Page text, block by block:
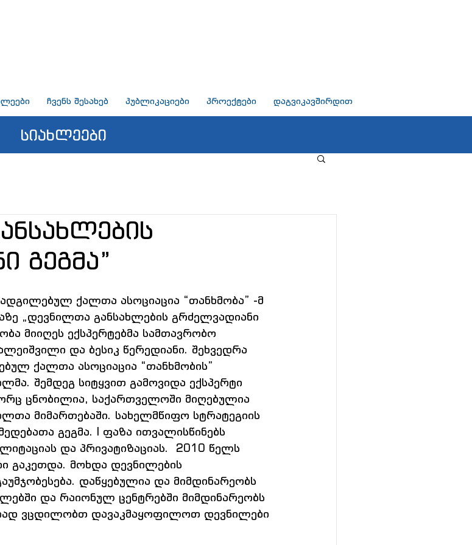
ჩვენს შესახებ პუბლიკაციები პროექტები დაგვიკავშირდით
სიახლეები
გეგმა”
ქალთა ასოციაცია “თანხმობა” -მ
„დევნილთა განსახლების გრძელვადიანი
მიიღეს ექსპერტებმა სამთავრობო
და ბესიკ წერედიანი. შეხვედრა
ქალთა ასოციაცია “თანხმობის”
შემდეგ სიტყვით გამოვიდა ექსპერტი
ცნობილია, საქართველოში მიღებულია
მიმართებაში. სახელმწიფო სტრატეგიის
გეგმა. I ფაზა ითვალისწინებს
და პრივატიზაციას.  2010 წელს
გაკეთდა. მოხდა დევნილების
დაწყებულია და მიმდინარეობს
და რაიონულ ცენტრებში მიმდინარეობს
ვცდილობთ დავაკმაყოფილოთ დევნილები